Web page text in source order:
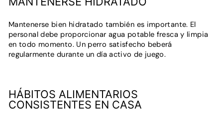
Mantenerse bien hidratado también es importante. El
personal debe proporcionar agua potable fresca y limpia
en todo momento. Un perro satisfecho beberá
regularmente durante un día activo de juego.
HÁBITOS ALIMENTARIOS
CONSISTENTES EN CASA